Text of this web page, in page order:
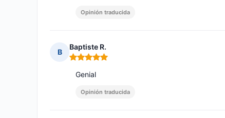
Opinión traducida
B
Baptiste R.
Nota: 5 de 5
Genial
Opinión traducida